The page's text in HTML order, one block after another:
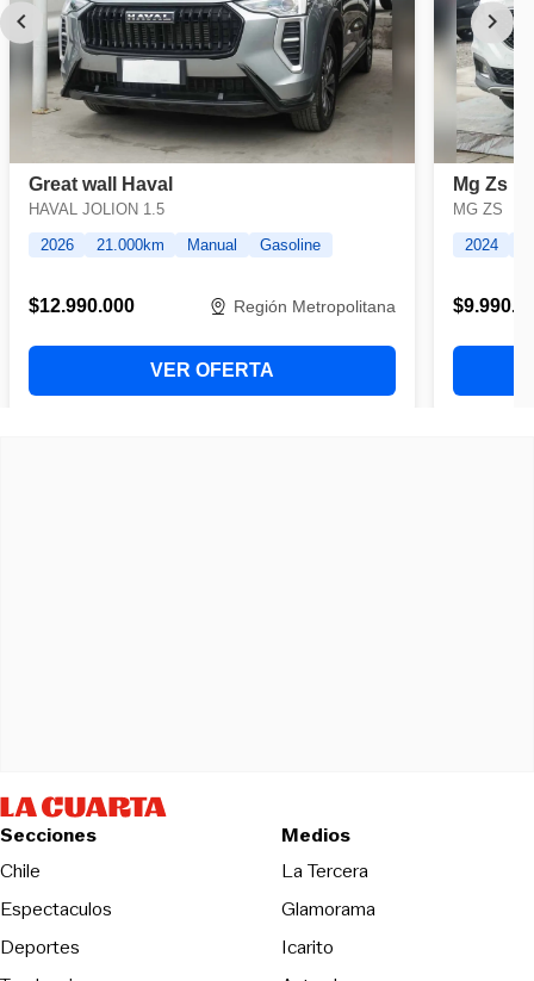
Secciones
Chile
Espectaculos
Deportes
Medios
La TerceraOpens in new
Glamorama
Icarito